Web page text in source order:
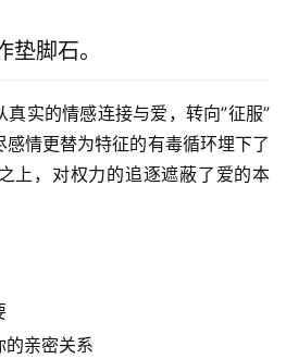
脚石。
真实的情感连接与爱，转向”征服”
情更替为特征的有毒循环埋下了
上，对权力的追逐遮蔽了爱的本
的亲密关系